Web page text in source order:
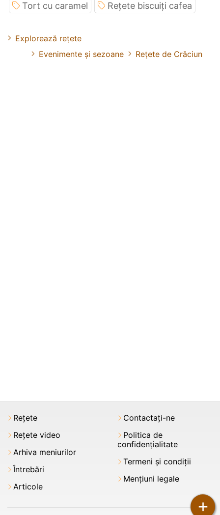
+
Tort cu caramel
Rețete biscuiți cafea
Explorează rețete
Evenimente și sezoane
Rețete de Crăciun
Rețete
Rețete video
Arhiva meniurilor
Întrebări
Articole
Contactați-ne
Politica de
confidențialitate
Termeni şi condiții
Mențiuni legale